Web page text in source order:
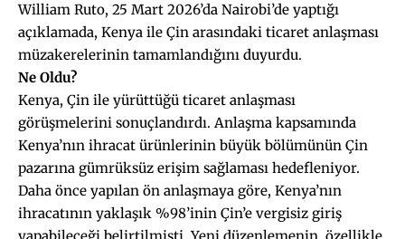
William Ruto, 25 Mart 2026’da Nairobi’de yaptığı
açıklamada, Kenya ile Çin arasındaki ticaret anlaşması
müzakerelerinin tamamlandığını duyurdu.
Ne Oldu?
Kenya, Çin ile yürüttüğü ticaret anlaşması
görüşmelerini sonuçlandırdı. Anlaşma kapsamında
Kenya’nın ihracat ürünlerinin büyük bölümünün Çin
pazarına gümrüksüz erişim sağlaması hedefleniyor.
Daha önce yapılan ön anlaşmaya göre, Kenya’nın
ihracatının yaklaşık %98’inin Çin’e vergisiz giriş